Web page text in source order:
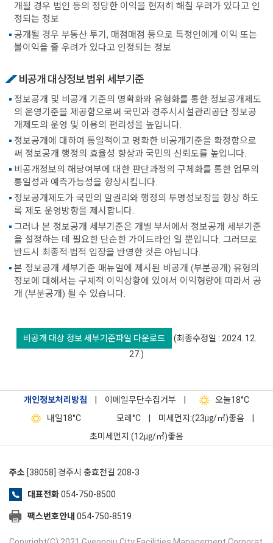
개될 경우 법인 등의 정당한 이익을 현저히 해칠 우려가 있다고 인
정되는 정보
공개될 경우 부동산 투기, 매점매점 등으로 특정인에게 이익 또는
불이익을 줄 우려가 있다고 인정되는 정보
비공개 대상정보 범위 세부기준
정보공개 및 비공개 기준의 명확화와 유형화를 통한 정보공개제도
의 운영기준을 제공함으로써 국민과 경주시시설관리공단 정보공
개제도의 운영 및 이용의 편리성을 높입니다.
정보공개에 대하여 통일적이고 명확한 비공개기준을 확정함으로
써 정보공개 행정의 효율성 향상과 국민의 신뢰도를 높입니다.
비공개정보의 해당여부에 대한 판단과정의 구체화를 통한 업무의
통일성과 예측가능성을 향상시킵니다.
정보공개제도가 국민의 알권리와 행정의 투명성보장을 향상 하도
록 제도 운영방향을 제시합니다.
그러나 본 정보공개 세부기준은 개별 부서에서 정보공개 세부기준
을 설정하는 데 필요한 단순한 가이드라인 일 뿐입니다. 그러므로
반드시 최종적·법적 입장을 반영한 것은 아닙니다.
본 정보공개 세부기준 매뉴얼에 제시된 비공개 (부분공개) 유형의
정보에 대해서는 구체적 이익상황에 있어서 이익형량에 따라서 공
개 (부분공개) 될 수 있습니다.
비공개 대상 정보 세부기준파일 다운로드
(최종수정일 : 2024. 12.
27.)
개인정보처리방침 이메일무단수집거부 오늘18°C
내일18°C 모레 °C 미세먼지:(23㎍/㎥)좋음
초미세먼지:(12㎍/㎥)좋음
주소 [38058] 경주시 충효천길 208-3
대표전화054-750-8500
팩스번호안내 054-750-8519